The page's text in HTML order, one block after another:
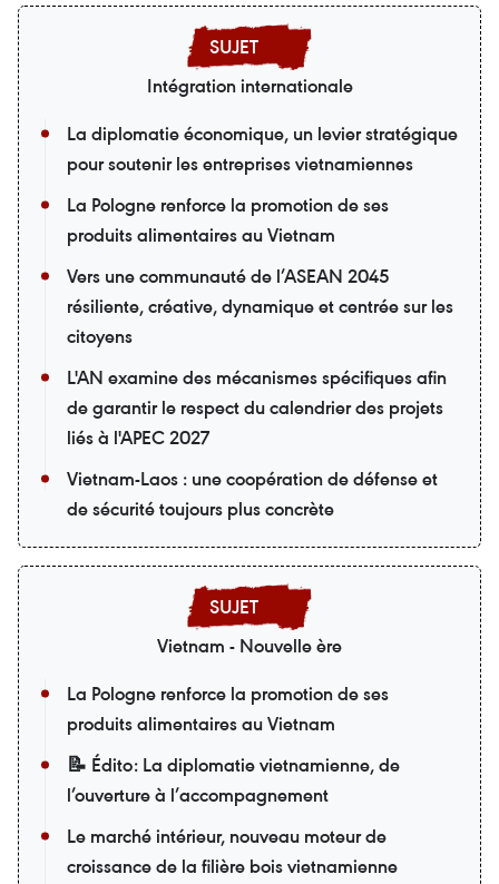
Intégration internationale
La diplomatie économique, un levier stratégique
pour soutenir les entreprises vietnamiennes
La Pologne renforce la promotion de ses
produits alimentaires au Vietnam
Vers une communauté de l’ASEAN 2045
résiliente, créative, dynamique et centrée sur les
citoyens
L'AN examine des mécanismes spécifiques afin
de garantir le respect du calendrier des projets
liés à l'APEC 2027
Vietnam-Laos : une coopération de défense et
de sécurité toujours plus concrète
Vietnam - Nouvelle ère
La Pologne renforce la promotion de ses
produits alimentaires au Vietnam
📝 Édito: La diplomatie vietnamienne, de
l’ouverture à l’accompagnement
Le marché intérieur, nouveau moteur de
croissance de la filière bois vietnamienne